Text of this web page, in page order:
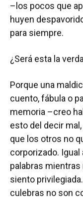
–los pocos que
huyen
para siempre.
¿Será esta la
Porque una
cuento, fábula o
memoria –creo
esto del decir
que los otros no
corporizado. Igual
palabras
siento
culebras no son